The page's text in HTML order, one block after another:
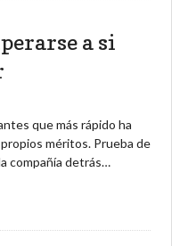
a si
que más rápido ha
méritos. Prueba de
compañía detrás…